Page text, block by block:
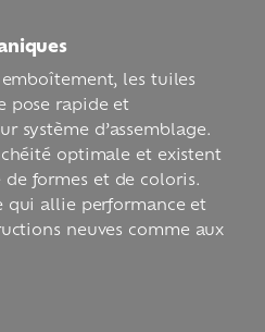
les tuiles
pose rapide et
système d’assemblage.
optimale et existent
formes et de coloris.
qui allie performance et
neuves comme aux